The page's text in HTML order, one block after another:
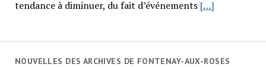
tendance à diminuer, du fait d’événements […]
NOUVELLES DES ARCHIVES DE FONTENAY-AUX-ROSES